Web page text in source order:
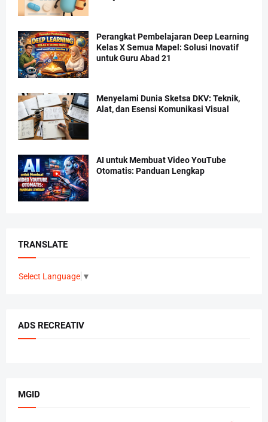
Perangkat Pembelajaran Deep Learning
Kelas X Semua Mapel: Solusi Inovatif
untuk Guru Abad 21
Menyelami Dunia Sketsa DKV: Teknik,
Alat, dan Esensi Komunikasi Visual
AI untuk Membuat Video YouTube
Otomatis: Panduan Lengkap
TRANSLATE
Select Language ▼
ADS RECREATIV
MGID